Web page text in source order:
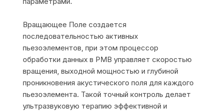
Вращающее Поле создается
последовательностью активных
пьезоэлементов, при этом процессор
обработки данных в РМВ управляет скоростью
вращения, выходной мощностью и глубиной
проникновения акустического поля для каждого
пьезоэлемента. Такой точный контроль делает
ультразвуковую терапию эффективной и